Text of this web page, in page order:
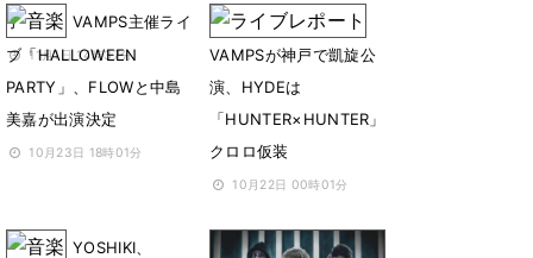
了
11月1日 14時37分
VAMPS主催ライ
ブ「HALLOWEEN
PARTY」、FLOWと中島
美嘉が出演決定
10月23日 18時01分
VAMPSが神戸で凱旋公
演、HYDEは
「HUNTER×HUNTER」
クロロ仮装
10月22日 00時01分
YOSHIKI、